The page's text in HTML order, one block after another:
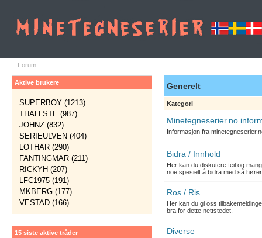
Forum
Aktive brukere
SUPERBOY (1213)
THALLSTE (987)
JOHNZ (832)
SERIEULVEN (404)
LOTHAR (290)
FANTINGMAR (211)
RICKYH (207)
LFC1975 (191)
MKBERG (177)
VESTAD (166)
15 siste aktive tråder
Generelt
Kategori
Minetegneserier.no
Informasjon fra
Bidra / Innhold
Her kan du diskutere feil og
noe spesielt å bidra med så
Ros / Ris
Her kan du gi oss
bra for dette nettstedet.
Diverse